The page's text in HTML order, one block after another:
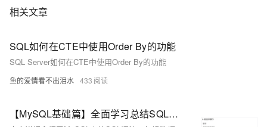
相关文章
SQL如何在CTE中使用Order By的功能
SQL Server如何在CTE中使用Order By的功能
鱼的爱情看不出泪水 433
【MySQL基础篇】全面学习总结SQL语法、DataGrip安装教程